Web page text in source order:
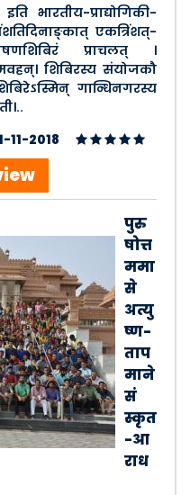
भारतीय-प्राद्योगिकी-
एकत्रिंशत्-
प्राचलत् ।
शिबिरस्य संयोजकौ
गान्धिनगरस्य
11-2018
पुरु
षोत्त
ममा
से
अत्यु
ष्ण-
ताप
माने
सं
स्कृत
-आ
राध